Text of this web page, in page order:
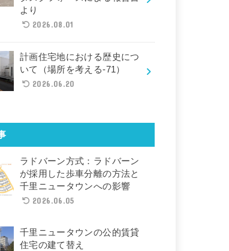
より
2026.08.01
計画住宅地における歴史につ
いて（場所を考える-71）
2026.06.20
ラドバーン方式：ラドバーン
が採用した歩車分離の方法と
千里ニュータウンへの影響
2026.06.05
千里ニュータウンの公的賃貸
住宅の建て替え